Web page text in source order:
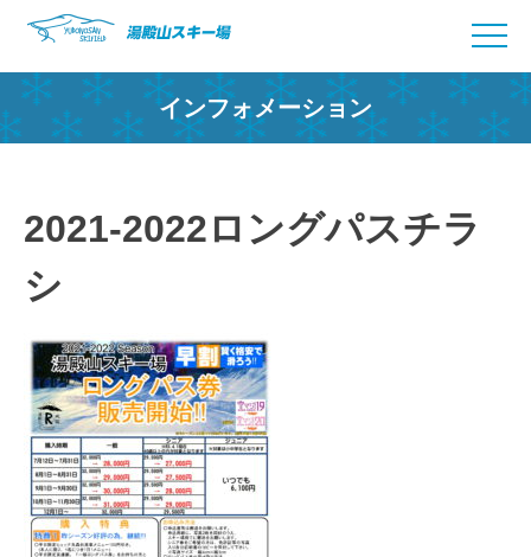
content
インフォメーション
2021-2022ロングパスチラ
シ